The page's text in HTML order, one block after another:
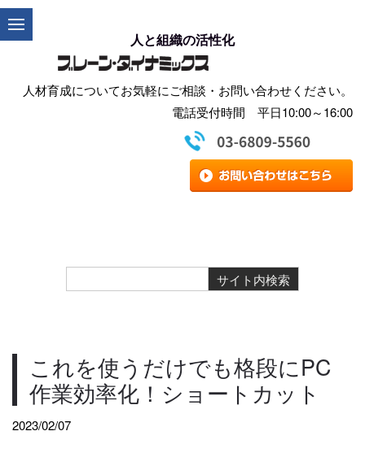
人と組織の活性化
人材育成についてお気軽にご相談・お問い合わせください。
電話受付時間 平日10:00～16:00
これを使うだけでも格段にPC
作業効率化！ショートカット
2023/02/07